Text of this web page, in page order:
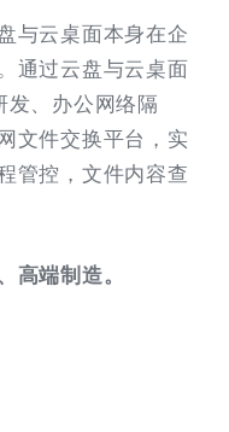
与云桌面本身在企
通过云盘与云桌面
发、办公网络隔
文件交换平台，实
管控，文件内容查
高端制造。